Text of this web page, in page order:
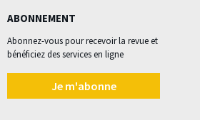
ABONNEMENT
Abonnez-vous pour recevoir la revue et
bénéficiez des services en ligne
Je m'abonne